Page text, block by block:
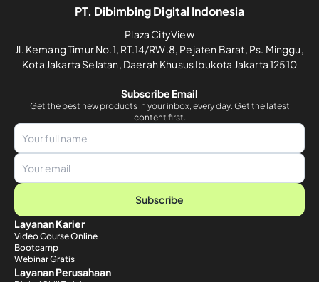
PT. Dibimbing Digital Indonesia
Plaza CityView
Jl. Kemang Timur No.1, RT.14/RW.8, Pejaten Barat, Ps. Minggu,
Kota Jakarta Selatan, Daerah Khusus Ibukota Jakarta 12510
Subscribe Email
Get the best new products in your inbox, every day. Get the latest
content first.
Subscribe
Layanan Karier
Video Course Online
Bootcamp
Webinar Gratis
Layanan Perusahaan